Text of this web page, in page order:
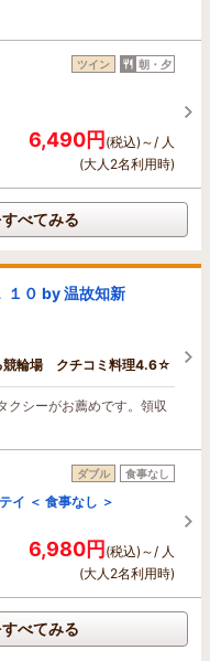
ツイン 朝・夕
6,490円(税込)～/ 人
(大人2名利用時)
べてみる
１０ by 温故知新
競輪場 クチコミ料理4.6☆
シーがお薦めです。領収
ダブル 食事なし
イ ＜ 食事なし ＞
6,980円(税込)～/ 人
(大人2名利用時)
べてみる